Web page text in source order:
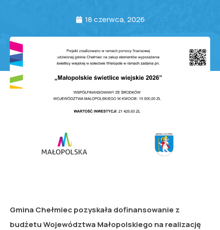
18 czerwca, 2026
Gmina Chełmiec pozyskała dofinansowanie z
budżetu Województwa Małopolskiego na realizację